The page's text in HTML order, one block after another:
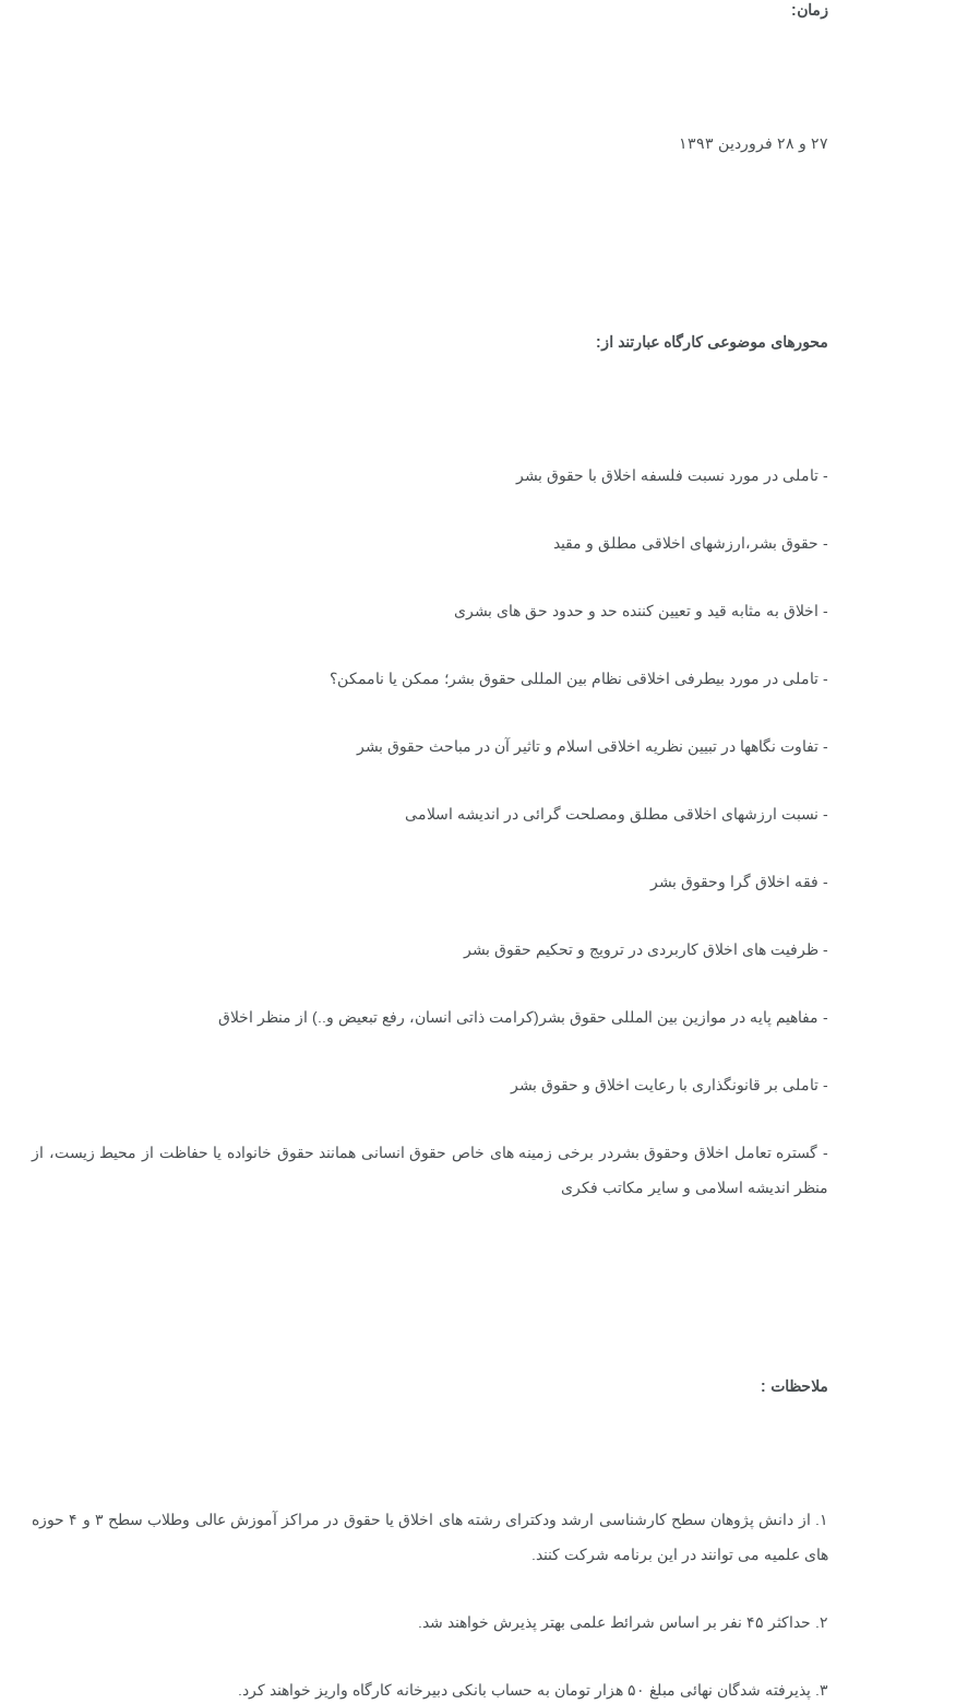
زمان:
۲۷ و ۲۸ فروردین ۱۳۹۳
محورهای موضوعی کارگاه عبارتند از:
- تاملی در مورد نسبت فلسفه اخلاق با حقوق بشر
- حقوق بشر،ارزشهای اخلاقی مطلق و مقید
- اخلاق به مثابه قید و تعیین کننده حد و حدود حق های بشری
- تاملی در مورد بیطرفی اخلاقی نظام بین المللی حقوق بشر؛ ممکن یا ناممکن؟
- تفاوت نگاهها در تبیین نظریه اخلاقی اسلام و تاثیر آن در مباحث حقوق بشر
- نسبت ارزشهای اخلاقی مطلق ومصلحت گرائی در اندیشه اسلامی
- فقه اخلاق گرا وحقوق بشر
- ظرفیت های اخلاق کاربردی در ترویج و تحکیم حقوق بشر
- مفاهیم پایه در موازین بین المللی حقوق بشر(کرامت ذاتی انسان، رفع تبعیض و..) از منظر اخلاق
- تاملی بر قانونگذاری با رعایت اخلاق و حقوق بشر
- گستره تعامل اخلاق وحقوق بشردر برخی زمینه های خاص حقوق انسانی همانند حقوق خانواده یا حفاظت از محیط زیست، از
منظر اندیشه اسلامی و سایر مکاتب فکری
ملاحظات :
۱. از دانش پژوهان سطح کارشناسی ارشد ودکترای رشته های اخلاق یا حقوق در مراکز آموزش عالی وطلاب سطح ۳ و ۴ حوزه
های علمیه می توانند در این برنامه شرکت کنند.
۲. حداکثر ۴۵ نفر بر اساس شرائط علمی بهتر پذیرش خواهند شد.
۳. پذیرفته شدگان نهائی مبلغ ۵۰ هزار تومان به حساب بانکی دبیرخانه کارگاه واریز خواهند کرد.
0+ 0+ 0+
3+
2+
2+